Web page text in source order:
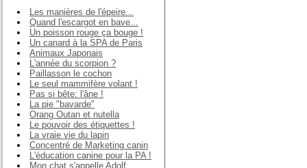
Les manières de l'épeire...
Quand l'escargot en bave...
Un poisson rouge ça bouge !
Un canard à la SPA de Paris
Animaux Japonais
L'année du scorpion ?
Paillasson le cochon
Le seul mammifère volant !
Pas si bête: l'âne !
La pie "bavarde"
Orang Outan et nutella
Le pouvoir des étiquettes !
La vraie vie du lapin
Concentré de Marketing canin
L'éducation canine pour la PA !
Mon chat s'appelle Adolf